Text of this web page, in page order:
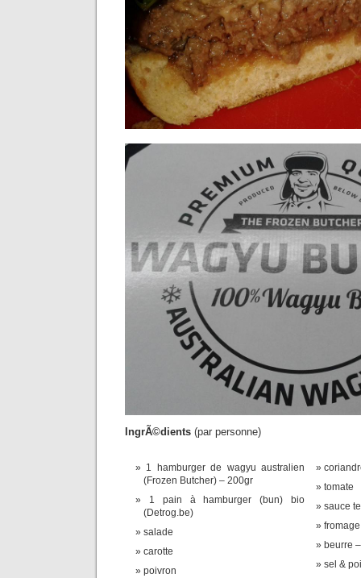
IngrÃ©dients (par personne)
1 hamburger de wagyu australien
(Frozen Butcher) – 200gr
1 pain à hamburger (bun) bio
(Detrog.be)
salade
carotte
poivron
tomate
sauce
beurre
sel &